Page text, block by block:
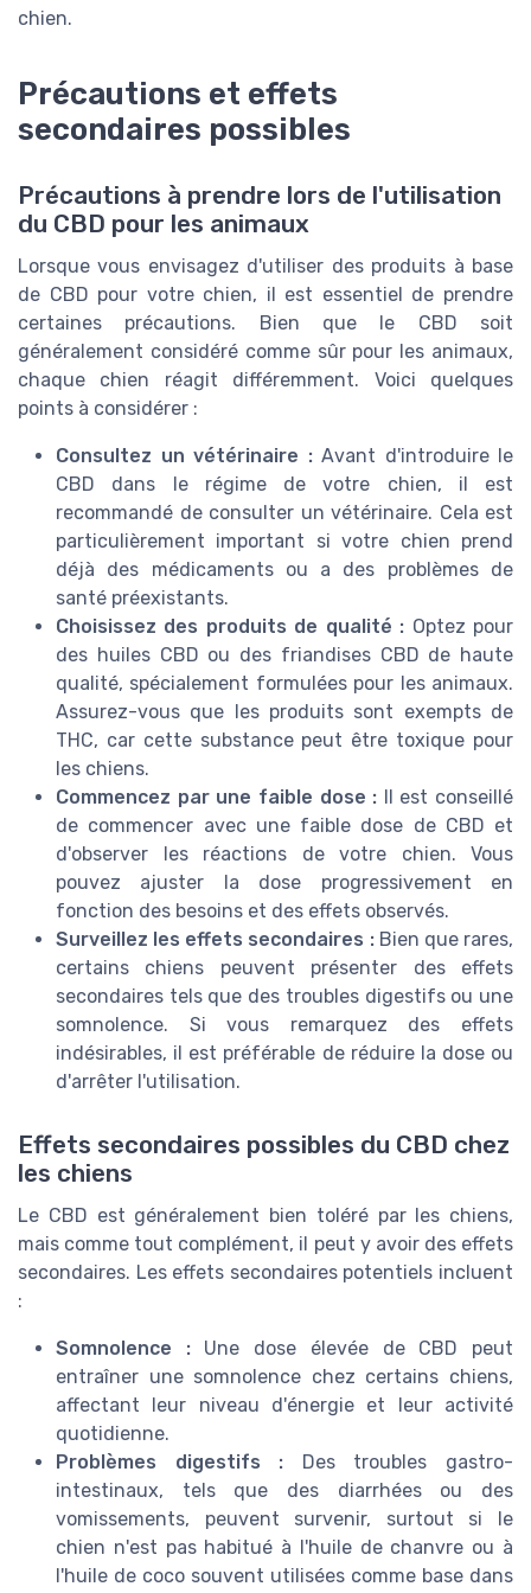
chien.
Précautions et effets
secondaires possibles
Précautions à prendre lors de l'utilisation
du CBD pour les animaux
Lorsque vous envisagez d'utiliser des produits à base
de CBD pour votre chien, il est essentiel de prendre
certaines précautions. Bien que le CBD soit
généralement considéré comme sûr pour les animaux,
chaque chien réagit différemment. Voici quelques
points à considérer :
Consultez un vétérinaire :Avant d'introduire le
CBD dans le régime de votre chien, il est
recommandé de consulter un vétérinaire. Cela est
particulièrement important si votre chien prend
déjà des médicaments ou a des problèmes de
santé préexistants.
Choisissez des produits de qualité : Optez pour
des huiles CBD ou des friandises CBD de haute
qualité, spécialement formulées pour les animaux.
Assurez-vous que les produits sont exempts de
THC, car cette substance peut être toxique pour
les chiens.
Commencez par une faible dose : Il est conseillé
de commencer avec une faible dose de CBD et
d'observer les réactions de votre chien. Vous
pouvez ajuster la dose progressivement en
fonction des besoins et des effets observés.
Surveillez les effets secondaires :Bien que rares,
certains chiens peuvent présenter des effets
secondaires tels que des troubles digestifs ou une
somnolence. Si vous remarquez des effets
indésirables, il est préférable de réduire la dose ou
d'arrêter l'utilisation.
Effets secondaires possibles du CBD chez
les chiens
Le CBD est généralement bien toléré par les chiens,
mais comme tout complément, il peut y avoir des effets
secondaires. Les effets secondaires potentiels incluent
:
Somnolence :Une dose élevée de CBD peut
entraîner une somnolence chez certains chiens,
affectant leur niveau d'énergie et leur activité
quotidienne.
Problèmes digestifs : Des troubles gastro-
intestinaux, tels que des diarrhées ou des
vomissements, peuvent survenir, surtout si le
chien n'est pas habitué à l'huile de chanvre ou à
l'huile de coco souvent utilisées comme base dans